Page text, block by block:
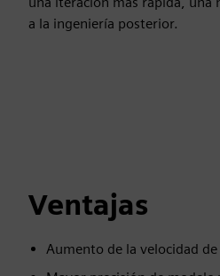
a la ingeniería posterior.
Ventajas
Aumento de la velocidad de